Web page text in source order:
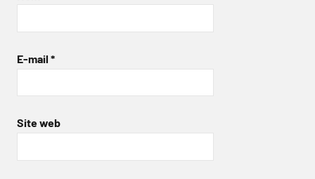
E-mail *
Site web